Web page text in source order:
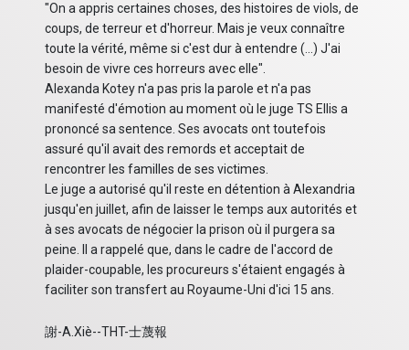
"On a appris certaines choses, des histoires de viols, de
coups, de terreur et d'horreur. Mais je veux connaître
toute la vérité, même si c'est dur à entendre (...) J'ai
besoin de vivre ces horreurs avec elle".
Alexanda Kotey n'a pas pris la parole et n'a pas
manifesté d'émotion au moment où le juge TS Ellis a
prononcé sa sentence. Ses avocats ont toutefois
assuré qu'il avait des remords et acceptait de
rencontrer les familles de ses victimes.
Le juge a autorisé qu'il reste en détention à Alexandria
jusqu'en juillet, afin de laisser le temps aux autorités et
à ses avocats de négocier la prison où il purgera sa
peine. Il a rappelé que, dans le cadre de l'accord de
plaider-coupable, les procureurs s'étaient engagés à
faciliter son transfert au Royaume-Uni d'ici 15 ans.
謝-A.Xiè--THT-士蔑報